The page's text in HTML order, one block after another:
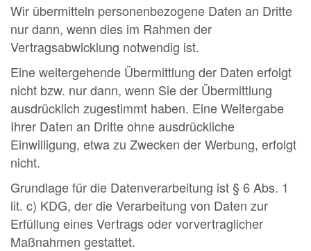
Wir übermitteln personenbezogene Daten an Dritte
nur dann, wenn dies im Rahmen der
Vertragsabwicklung notwendig ist.
Eine weitergehende Übermittlung der Daten erfolgt
nicht bzw. nur dann, wenn Sie der Übermittlung
ausdrücklich zugestimmt haben. Eine Weitergabe
Ihrer Daten an Dritte ohne ausdrückliche
Einwilligung, etwa zu Zwecken der Werbung, erfolgt
nicht.
Grundlage für die Datenverarbeitung ist § 6 Abs. 1
lit. c) KDG, der die Verarbeitung von Daten zur
Erfüllung eines Vertrags oder vorvertraglicher
Maßnahmen gestattet.